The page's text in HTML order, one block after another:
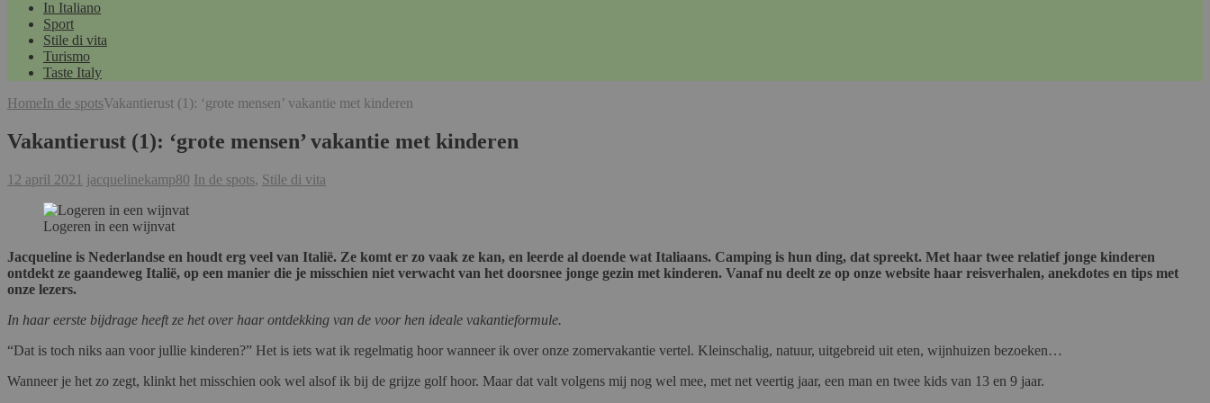
In Italiano
Sport
Stile di vita
Turismo
Taste Italy
HomeIn de spotsVakantierust (1): ‘grote mensen’ vakantie met kinderen
Vakantierust (1): ‘grote mensen’ vakantie met kinderen
12 april 2021 jacquelinekamp80 In de spots, Stile di vita
Logeren in een wijnvat
Jacqueline is Nederlandse en houdt erg veel van Italië. Ze komt er zo vaak ze kan, en leerde al doende wat Italiaans. Camping is hun ding, dat spreekt. Met haar twee relatief jonge kinderen
ontdekt ze gaandeweg Italië, op een manier die je misschien niet verwacht van het doorsnee jonge gezin met kinderen. Vanaf nu deelt ze op onze website haar reisverhalen, anekdotes en tips met
onze lezers.
In haar eerste bijdrage heeft ze het over haar ontdekking van de voor hen ideale vakantieformule.
“Dat is toch niks aan voor jullie kinderen?” Het is iets wat ik regelmatig hoor wanneer ik over onze zomervakantie vertel. Kleinschalig, natuur, uitgebreid uit eten, wijnhuizen bezoeken…
Wanneer je het zo zegt, klinkt het misschien ook wel alsof ik bij de grijze golf hoor. Maar dat valt volgens mij nog wel mee, met net veertig jaar, een man en twee kids van 13 en 9 jaar.